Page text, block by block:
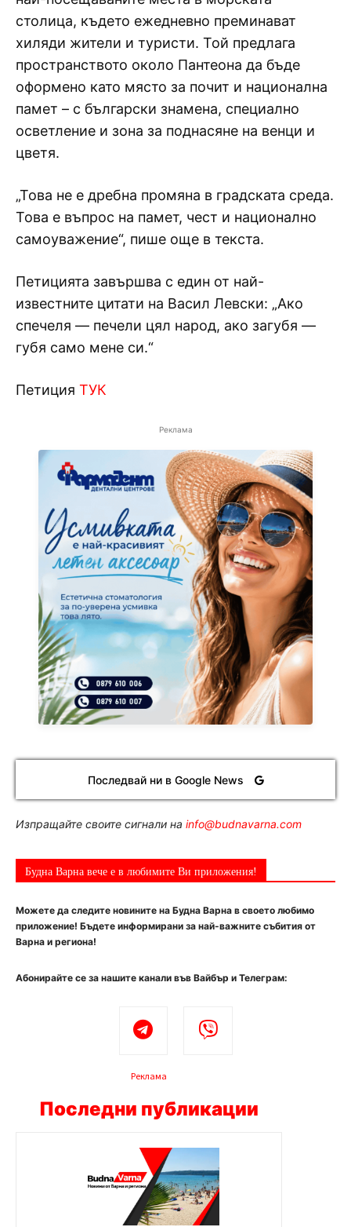
столица, където ежедневно преминават
хиляди жители и туристи. Той предлага
пространството около Пантеона да бъде
оформено като място за почит и национална
памет – с български знамена, специално
осветление и зона за поднасяне на венци и
цветя.
„Това не е дребна промяна в градската среда.
Това е въпрос на памет, чест и национално
самоуважение“, пише още в текста.
Петицията завършва с един от най-
известните цитати на Васил Левски: „Ако
спечеля — печели цял народ, ако загубя —
губя само мене си.“
Петиция ТУК
Реклама
Последвай ни в Google News
Изпращайте своите сигнали на info@budnavarna.com
Будна Варна вече е в любимите Ви приложения!
Можете да следите новините на Будна Варна в своето любимо
приложение! Бъдете информирани за най-важните събития от
Варна и региона!
Абонирайте се за нашите канали във Вайбър и Телеграм:
Реклама
Последни публикации